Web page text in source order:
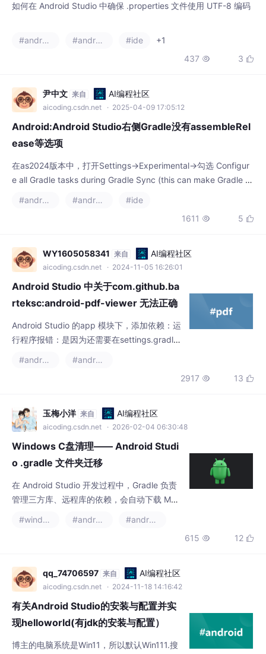
如何在 Android Studio 中确保 .properties 文件使用 UTF-8 编码
#android studio #android #ide
+1
437  3 
尹中文 来自 AI编程社区
aicoding.csdn.net · 2025-04-09 17:05:12
Android:Android Studio右侧Gradle没有assembleRel
ease等选项
在as2024版本中，打开Settings->Experimental->勾选 Configur
e all Gradle tasks during Gradle Sync (this can make Gradle S
#android #android studio
#ide
1611  5 
WY1605058341 来自 AI编程社区
aicoding.csdn.net · 2024-11-05 16:26:01
Android Studio 中关于com.github.ba
rteksc:android-pdf-viewer 无法正确
加载的问题
Android Studio 的app 模块下，添加依赖：运
行程序报错：是因为还需要在settings.gradle
#android
#android studio
2917  13 
玉梅小洋 来自 AI编程社区
aicoding.csdn.net · 2026-02-04 06:30:48
Windows C盘清理—— Android Studi
o .gradle 文件夹迁移
在 Android Studio 开发过程中，Gradle 负责
管理三方库、远程库的依赖，会自动下载 Mav
的报警提示。
#windows #android studio
#android
615  12 
qq_74706597 来自 AI编程社区
aicoding.csdn.net · 2024-11-18 14:16:42
有关Android Studio的安装与配置并实
现helloworld(有jdk的安装与配置）
（保姆级教程）
博主的电脑系统是Win11，所以默认Win111.搜